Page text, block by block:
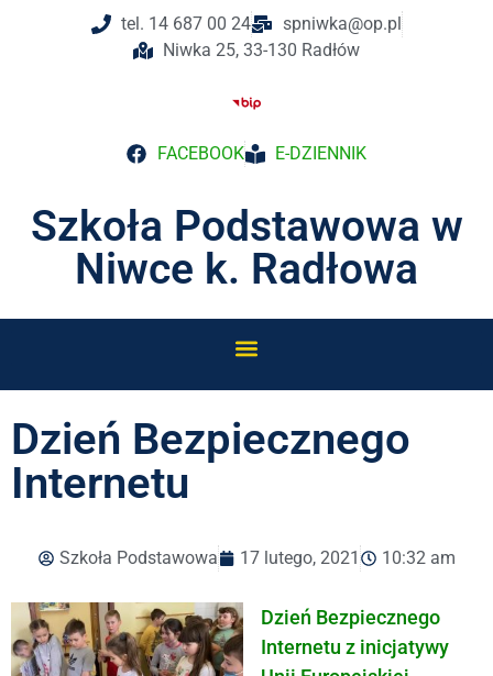
tel. 14 687 00 24
spniwka@op.pl
Niwka 25, 33-130 Radłów
FACEBOOK E-DZIENNIK
Szkoła Podstawowa w
Niwce k. Radłowa
Dzień Bezpiecznego
Internetu
Szkoła Podstawowa 17 lutego, 2021 10:32 am
Dzień Bezpiecznego
Internetu z inicjatywy